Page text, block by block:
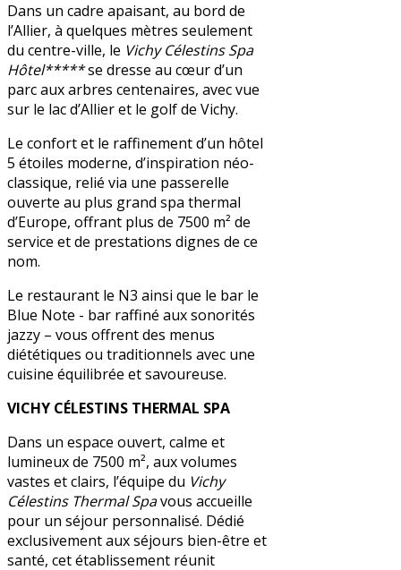
Dans un cadre apaisant, au bord de
l’Allier, à quelques mètres seulement
du centre-ville, le Vichy Célestins Spa
Hôtel*****se dresse au cœur d’un
parc aux arbres centenaires, avec vue
sur le lac d’Allier et le golf de Vichy.
Le confort et le raffinement d’un hôtel
5 étoiles moderne, d’inspiration néo-
classique, relié via une passerelle
ouverte au plus grand spa thermal
d’Europe, offrant plus de 7500 m² de
service et de prestations dignes de ce
nom.
Le restaurant le N3 ainsi que le bar le
Blue Note - bar raffiné aux sonorités
jazzy – vous offrent des menus
diététiques ou traditionnels avec une
cuisine équilibrée et savoureuse.
VICHY CÉLESTINS THERMAL SPA
Dans un espace ouvert, calme et
lumineux de 7500 m², aux volumes
vastes et clairs, l’équipe du Vichy
Célestins Thermal Spavous accueille
pour un séjour personnalisé. Dédié
exclusivement aux séjours bien-être et
santé, cet établissement réunit